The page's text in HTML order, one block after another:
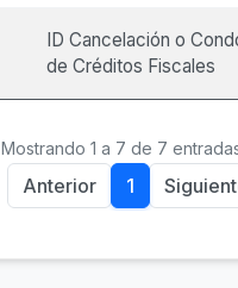
ID Cancelación o
de Créditos Fiscales
Mostrando 1 a 7 de 7
Anterior 1